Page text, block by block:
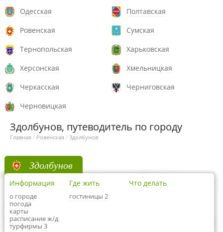
Одесская
Полтавская
Ровенская
Сумская
Тернопольская
Харьковская
Херсонская
Хмельницкая
Черкасская
Черниговская
Черновицкая
Здолбунов, путеводитель по городу
Главная / Ровенская / Здолбунов
Здолбунов
Информация
о городе
погода
карты
расписание ж/д
турфирмы 3
Где жить
гостиницы 2
Что делать